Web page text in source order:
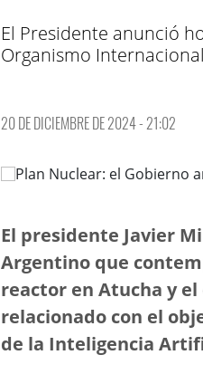
El Presidente anunció
Organismo
20 DE DICIEMBRE DE 2024 - 21:02
El presidente Javier
Argentino que
reactor en Atucha y
relacionado con el
de la Inteligencia